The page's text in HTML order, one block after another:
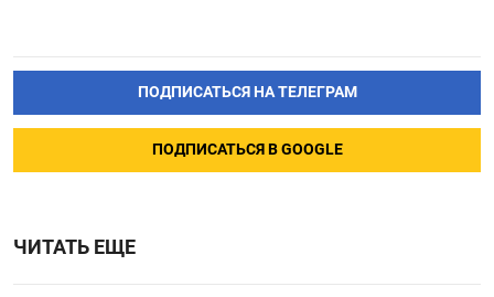
ПОДПИСАТЬСЯ НА ТЕЛЕГРАМ
ПОДПИСАТЬСЯ В GOOGLE
ЧИТАТЬ ЕЩЕ